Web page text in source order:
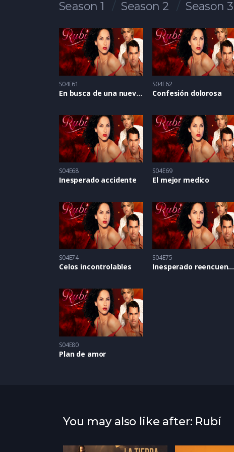
Season 1 Season 2 Season 3
S04E61
En busca de una nueva oportunidad
S04E62
Confesión dolorosa
S04E68
Inesperado accidente
S04E69
El mejor medico
S04E74
Celos incontrolables
S04E75
Inesperado reencuentro
S04E80
Plan de amor
You may also like after: Rubí